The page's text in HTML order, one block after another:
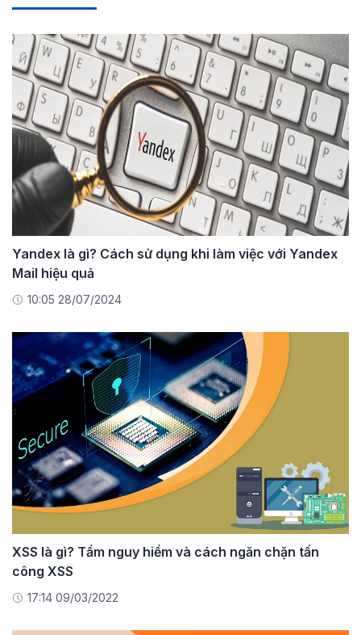
Yandex là gì? Cách sử dụng khi làm việc với Yandex
Mail hiệu quả
10:05 28/07/2024
XSS là gì? Tầm nguy hiểm và cách ngăn chặn tấn
công XSS
17:14 09/03/2022